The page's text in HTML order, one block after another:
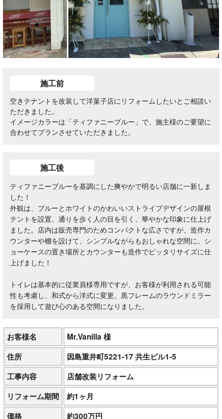
施工前
空きテナントを改装して洋菓子店にリフォームしたいとご相談い
ただきました。
イメージカラーは「ティファニーブルー」で、施主様のご要望に
合わせてプランさせていただきました。
施工後
ティファニーブルーを基調にした爽やかで明るい店舗に一新しま
した！
外観は、ブルーとホワイトのかわいいストライプデザインの屋根
テントを設置。通りを歩く人の目を引く、華やかな印象に仕上げ
ました。店内は販売専門のためコンパクトな広さですが、造作カ
ウンターや棚を設けて、シンプルながらもおしゃれな空間に。シ
ョーケースの置き場所とカウンターも造作でピッタリサイズに仕
上げました！
トイレは基本的に従業員様専用ですが、お客様が利用される可能
性も考慮し、和式から洋式に変更。黒フレームのラウンドミラー
を採用して遊び心のある空間になりました。
お客様名
Mr.Vanilla 様
住所
因島重井町5221-17 共生ビル1-5
工事内容
店舗改装リフォーム
リフォーム期間
約1ヶ月
価格
約300万円